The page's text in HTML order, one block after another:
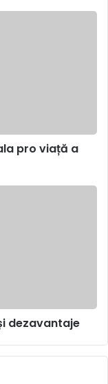
pro viață a
dezavantaje